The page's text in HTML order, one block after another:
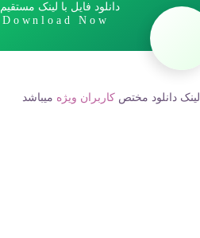
دانلود فایل با لینک مستقیم
Download Now
لینک دانلود مختصکاربران ویژه میباشد